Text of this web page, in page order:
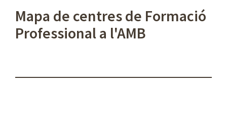
Mapa de centres de Formació
Professional a l'AMB